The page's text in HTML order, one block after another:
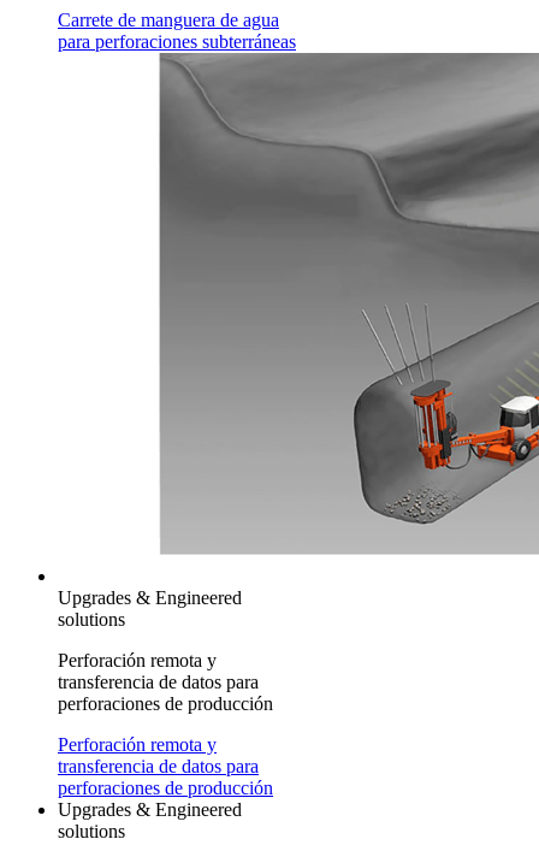
Carrete de manguera de agua
para perforaciones subterráneas
Upgrades & Engineered
solutions
Perforación remota y
transferencia de datos para
perforaciones de producción
Perforación remota y
transferencia de datos para
perforaciones de producción
Upgrades & Engineered
solutions